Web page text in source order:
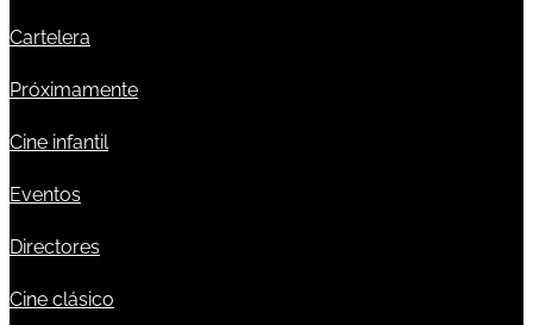
Cartelera
Próximamente
Cine infantil
Eventos
Directores
Cine clásico